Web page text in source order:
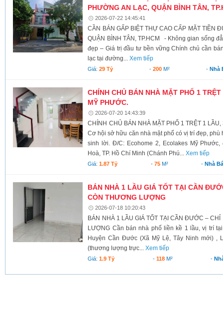
PHƯỜNG AN LẠC, QUẬN BÌNH TÂN,
2026-07-22 14:45:41
CẦN BÁN GẤP BIỆT THỰ CAO CẤP MẶT TIỀN
QUẬN BÌNH TÂN, TP.HCM - Không gian sống
đẹp – Giá trị đầu tư bền vững Chính chủ cần
lạc tại đường...Xem tiếp
Giá:29 Tỷ -200 M² - Nhà
CHÍNH CHỦ BÁN NHÀ MẶT PHỐ 1
MỸ PHƯỚC.
2026-07-20 14:43:39
CHÍNH CHỦ BÁN NHÀ MẶT PHỐ 1 TRỆT 1
Cơ hội sở hữu căn nhà mặt phố có vị trí đẹp,
sinh lời. Đ/C: Ecohome 2, Ecolakes Mỹ
Hoà, TP. Hồ Chí Minh (Chánh Phú...Xem tiếp
Giá:1.87 Tỷ - 75M² -Nhà
BÁN NHÀ 1 LẦU GIÁ TỐT TẠI CẦN
CÒN THƯƠNG LƯỢNG
2026-07-18 10:20:43
BÁN NHÀ 1 LẦU GIÁ TỐT TẠI CẦN ĐƯỚC –
LƯỢNG Cần bán nhà phố liền kề 1 lầu, vị trí
Huyện Cần Đước (Xã Mỹ Lệ, Tây Ninh mới) ,
(thương lượng trực...Xem tiếp
Giá:1.9 Tỷ - 118M² -